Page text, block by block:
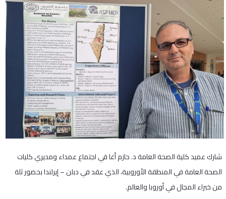
شارك عميد كلية الصحة العامة د. حازم أغا في اجتماع عمداء ومديري كليات
الصحة العامة في المنطقة الأوروبية، الذي عقد في دبلن – إيرلندا بحضور ثلة
من خبراء المجال في أوروبا والعالم.